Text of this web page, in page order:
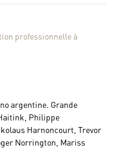
professionnelle à
argentine. Grande
Philippe
Harnoncourt, Trevor
Norrington, Mariss